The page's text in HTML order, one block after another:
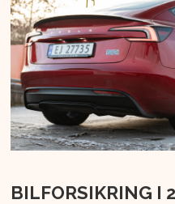
BILFORSIKRING I